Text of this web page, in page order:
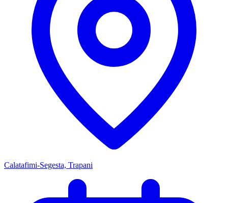
Calatafimi-Segesta, Trapani